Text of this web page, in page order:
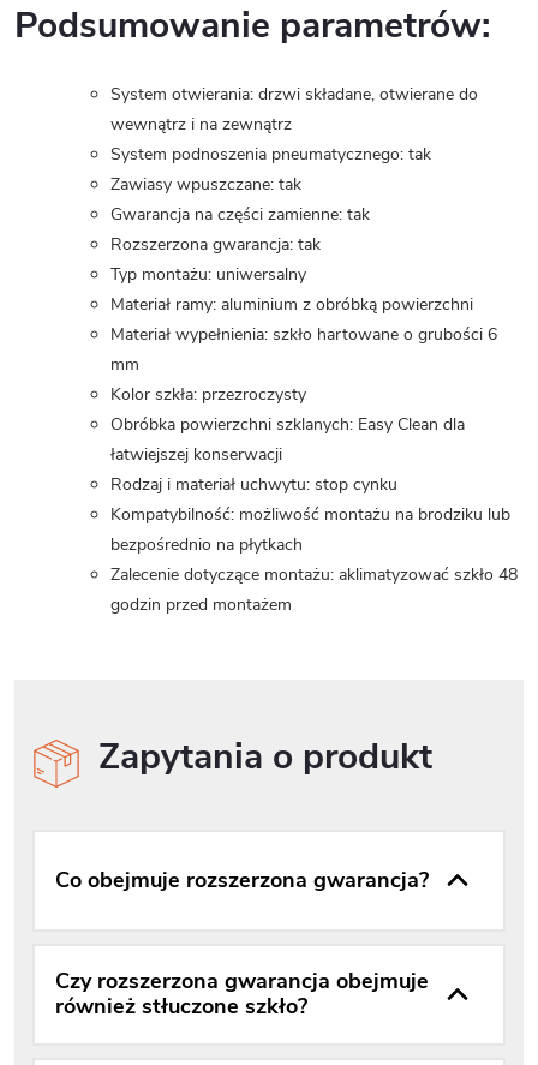
Podsumowanie parametrów:
System otwierania: drzwi składane, otwierane do
wewnątrz i na zewnątrz
System podnoszenia pneumatycznego: tak
Zawiasy wpuszczane: tak
Gwarancja na części zamienne: tak
Rozszerzona gwarancja: tak
Typ montażu: uniwersalny
Materiał ramy: aluminium z obróbką powierzchni
Materiał wypełnienia: szkło hartowane o grubości 6
mm
Kolor szkła: przezroczysty
Obróbka powierzchni szklanych: Easy Clean dla
łatwiejszej konserwacji
Rodzaj i materiał uchwytu: stop cynku
Kompatybilność: możliwość montażu na brodziku lub
bezpośrednio na płytkach
Zalecenie dotyczące montażu: aklimatyzować szkło 48
godzin przed montażem
Zapytania o produkt
Co obejmuje rozszerzona gwarancja?
Czy rozszerzona gwarancja obejmuje
również stłuczone szkło?